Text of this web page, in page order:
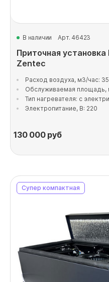
В наличии Арт. 46423
Приточная
Zentec
Расход воздуха, м3/час:
Обслуживаемая площадь,
Тип нагревателя: с
Электропитание, В: 220
130 000руб
Супер компактная